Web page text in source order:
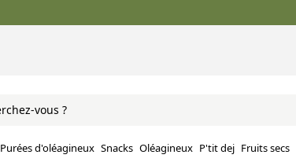
Purées d'oléagineux Snacks Oléagineux P'tit dej Fruits secs